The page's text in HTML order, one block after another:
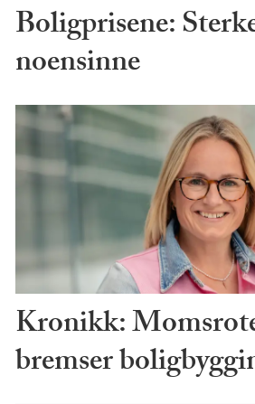
Boligprisene:
noensinne
Kronikk:
bremser